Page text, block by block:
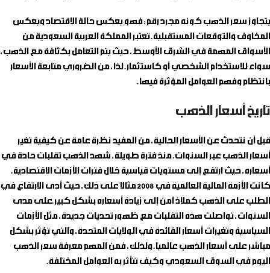
يتجاوز سعر الذهب كونه مجرد رقم؛ فهو يعكس حالة الاقتصاد ويعكس
المخاوف والتوقعات المستقبلية. تعتبر المملكة العربية السعودية من
الأسواق المهمة في الشرق الأوسط، حيث يتم التعامل بكثافة مع الذهب،
سواء للاستخدام الشخصي أو كاستثمار. لذا، من الضروري متابعة الأسعار
بانتظام وفهم العوامل المؤثرة فيها.
تاريخ أسعار الذهب
قبل أن نتحدث عن الأسعار الحالية، من المفيد نظرة عامة عن كيفية تغير
أسعار الذهب عبر السنوات. منذ فترة طويلة، شهد الذهب تقلبات حادة في
أسعاره، حيث ارتفع إلى مستويات قياسية خلال فترات الأزمات الاقتصادية.
كانت الأزمة المالية العالمية في 2008 مثالاً على ذلك، حيث أدى الارتفاع في
الطلب على الذهب كملاذ آمن إلى زيادة أسعاره بشكل كبير.على مدى
السنوات، تواصلت هذه التقلبات مع ظهور تحديات جديدة، مثل الأزمات
السياسية وتغيرات أسعار الفائدة في الولايات المتحدة، والتي تؤثر بشكل
مباشر على أسعار الذهب عالميًا. ولذلك، فمن المهم معرفة سعر الذهب
اليوم في السوق السعودي وكيف تتأثر به العوامل المختلفة.